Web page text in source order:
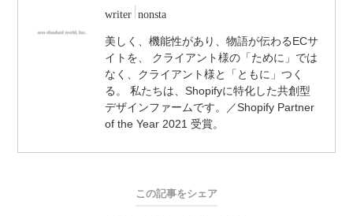
writer nonsta
美しく、機能性があり、物語が伝わるECサ
イトを、 クライアント様の「ために」では
なく、クライアント様と「ともに」つく
る。 私たちは、Shopifyに特化した共創型
デザインファームです。／Shopify Partner
of the Year 2021 受賞。
この記事をシェア